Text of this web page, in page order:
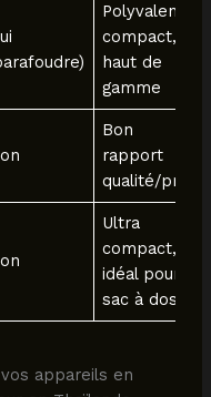
Polyvalent,
compact,
haut de
gamme
Bon
rapport
qualité/prix
Ultra
compact,
idéal pour
sac à dos
appareils en